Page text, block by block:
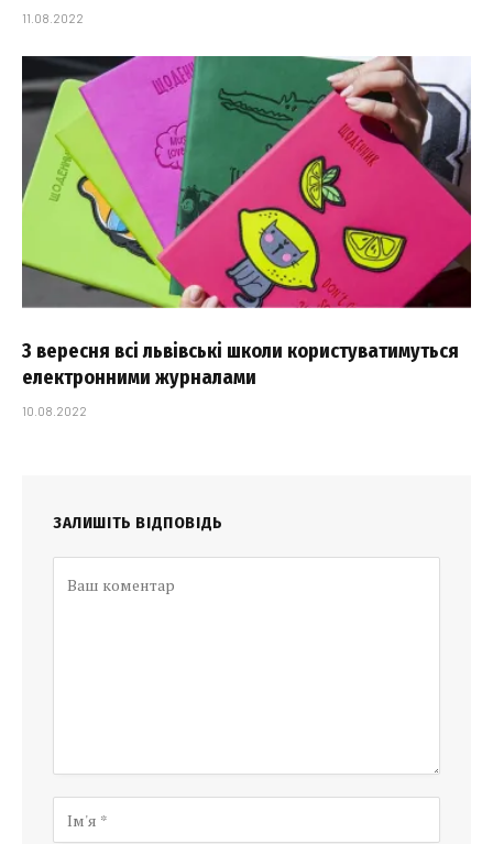
11.08.2022
З вересня всі львівські школи користуватимуться
електронними журналами
10.08.2022
ЗАЛИШІТЬ ВІДПОВІДЬ